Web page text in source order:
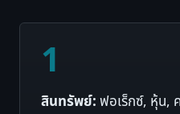
1
สินทรัพย์:ฟอเร็กซ์, หุ้น,